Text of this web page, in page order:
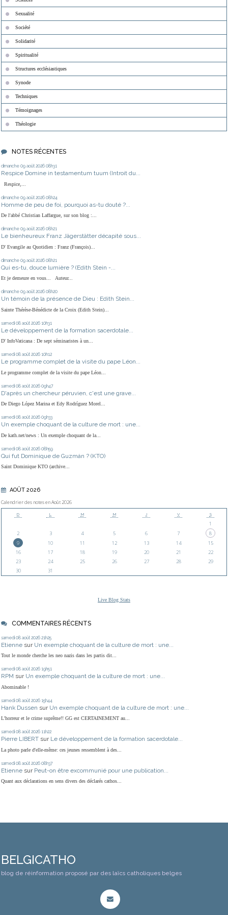
Sexualité
Société
Solidarité
Spiritualité
Structures ecclésiastiques
Synode
Techniques
Témoignages
Théologie
NOTES RÉCENTES
dimanche 09 août 2026 08h31
Respice Domine in testamentum tuum (Introit du...
Respice,...
dimanche 09 août 2026 08h24
Homme de peu de foi, pourquoi as-tu douté ?...
De l'abbé Christian Laffargue, sur son blog :...
dimanche 09 août 2026 08h21
Le bienheureux Franz Jägerstätter décapité sous...
D' Evangile au Quotidien : Franz (François)...
dimanche 09 août 2026 08h21
Qui es-tu, douce lumière ? (Edith Stein -...
Et je demeure en vous... Auteur...
dimanche 09 août 2026 08h20
Un témoin de la présence de Dieu : Edith Stein...
Sainte Thérèse-Bénédicte de la Croix (Edith Stein)...
samedi 08 août 2026 10h31
Le développement de la formation sacerdotale...
D' InfoVaticana : De sept séminaristes à un...
samedi 08 août 2026 10h12
Le programme complet de la visite du pape Léon...
Le programme complet de la visite du pape Léon...
samedi 08 août 2026 09h47
D'après un chercheur péruvien, c'est une grave...
De Diego López Marina et Edy Rodríguez Morel...
samedi 08 août 2026 09h33
Un exemple choquant de la culture de mort : une...
De kath.net/news : Un exemple choquant de la...
samedi 08 août 2026 08h59
Qui fut Dominique de Guzmán ? (KTO)
Saint Dominique KTO (archive...
AOÛT 2026
Calendrier des notes en Août 2026
D L M M J V S
1
2
3 4 5 6 7
8
9
10 11 12 13 14
15
16
17 18 19 20 21
22
23
24 25 26 27 28
29
30
31
Live Blog Stats
COMMENTAIRES RÉCENTS
samedi 08 août 2026 21h25
Etienne sur Un exemple choquant de la culture de mort : une...
Tout le monde cherche les neo nazis dans les partis dit...
samedi 08 août 2026 19h51
RPM sur Un exemple choquant de la culture de mort : une...
Abominable !
samedi 08 août 2026 15h44
Hank Dussen sur Un exemple choquant de la culture de mort : une...
L'horreur et le crime suprême!! GG est CERTAINEMENT au...
samedi 08 août 2026 11h22
Pierre LIBERT sur Le développement de la formation sacerdotale...
La photo parle d'elle-même: ces jeunes ressemblent à des...
samedi 08 août 2026 08h37
Etienne sur Peut-on être excommunié pour une publication...
Quant aux déclarations en sens divers des déclarés cathos...
BELGICATHO
blog de réinformation proposé par des laïcs catholiques belges